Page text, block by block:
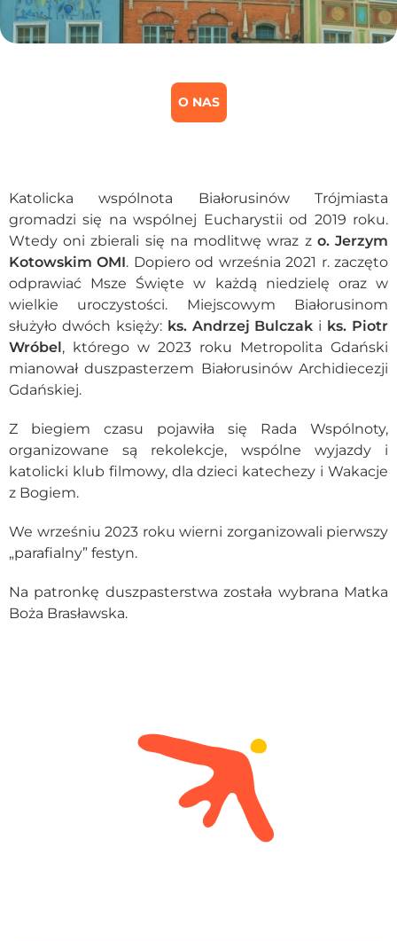
O NAS
Katolicka wspólnota Białorusinów Trójmiasta
gromadzi się na wspólnej Eucharystii od 2019 roku.
Wtedy oni zbierali się na modlitwę wraz z o. Jerzym
Kotowskim OMI. Dopiero od września 2021 r. zaczęto
odprawiać Msze Święte w każdą niedzielę oraz w
wielkie uroczystości. Miejscowym Białorusinom
służyło dwóch księży: ks. Andrzej Bulczak i ks. Piotr
Wróbel, którego w 2023 roku Metropolita Gdański
mianował duszpasterzem Białorusinów Archidiecezji
Gdańskiej.
Z biegiem czasu pojawiła się Rada Wspólnoty,
organizowane są rekolekcje, wspólne wyjazdy i
katolicki klub filmowy, dla dzieci katechezy i Wakacje
z Bogiem.
We wrześniu 2023 roku wierni zorganizowali pierwszy
„parafialny” festyn.
Na patronkę duszpasterstwa została wybrana Matka
Boża Brasławska.